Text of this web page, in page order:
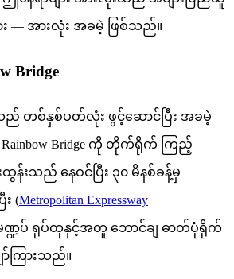
ျား — အားလုံး အခမဲ့ ဖြစ်သည်။
Bridge
တစ်နှစ်ပတ်လုံး ဖွင့်ဆောင်ပြီး အခမဲ့
Rainbow Bridge ကို တိုက်ရိုက် ကြည့်
းသည် နေဝင်ပြီး ၃၀ မိနစ်ခန့်မှ
း (Metropolitan Expressway
ဏ္ဍပ် ရုပ်ထုနှင့်အတူ ဘောင်ချ ဓာတ်ပုံရိုက်
ကြားသည်။